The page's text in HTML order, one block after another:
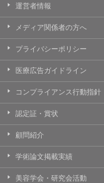
運営者情報
メディア関係者の方へ
プライバシーポリシー
医療広告ガイドライン
コンプライアンス行動指針
認定証・賞状
顧問紹介
学術論文掲載実績
美容学会・研究会活動